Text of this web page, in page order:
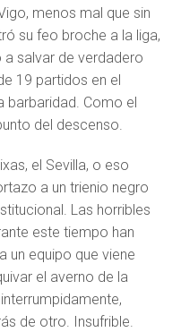
menos mal que sin
su feo broche a la liga,
a salvar de verdadero
19 partidos en el
barbaridad. Como el
del descenso.
el Sevilla, o eso
a un trienio negro
Las horribles
este tiempo han
un equipo que viene
el averno de la
de otro. Insufrible.